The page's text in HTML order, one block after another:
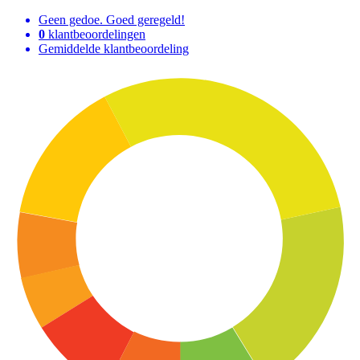
Geen gedoe. Goed geregeld!
0 klantbeoordelingen
Gemiddelde klantbeoordeling